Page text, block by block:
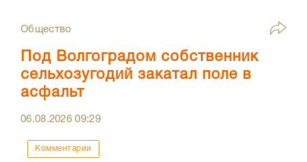
Общество
Под Волгоградом собственник
сельхозугодий закатал поле в
асфальт
06.08.202609:29
Комментарии